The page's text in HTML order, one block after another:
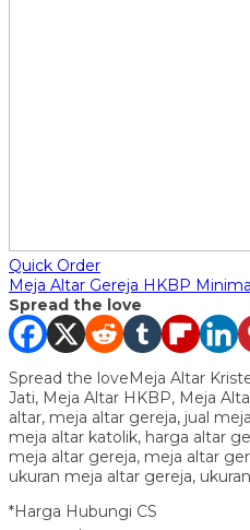
Quick Order
Meja Altar Gereja HKBP
Spread the love
Spread the loveMeja Altar
Jati, Meja Altar HKBP, Meja
altar, meja altar gereja, jual
meja altar katolik, harga altar
meja altar gereja, meja altar
ukuran meja altar gereja,
*Harga Hubungi CS